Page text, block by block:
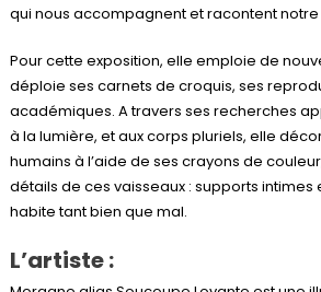
qui nous accompagnent et racontent notre
Pour cette exposition, elle emploie de
déploie ses carnets de croquis, ses
académiques. A travers ses recherches
à la lumière, et aux corps pluriels, elle
humains à l’aide de ses crayons de
détails de ces vaisseaux : supports intimes
habite tant bien que mal.
L’artiste :